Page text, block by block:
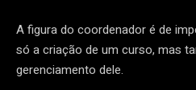
A figura do coordenador é de
só a criação de um curso, mas
gerenciamento dele.